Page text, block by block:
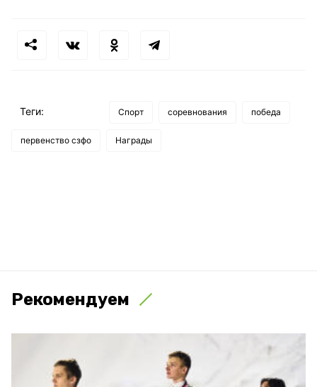
Теги: Спорт соревнования победа
первенство сзфо Награды
Рекомендуем